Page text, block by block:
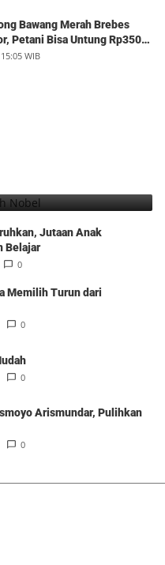
Bawang Merah Brebes
Petani Bisa Untung Rp350
WIB
Hadiah Nobel
Jutaan Anak
Belajar
0
Memilih Turun dari
0
0
Arismundar, Pulihkan
0